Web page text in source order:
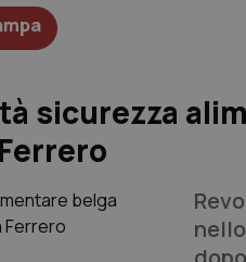
sicurezza